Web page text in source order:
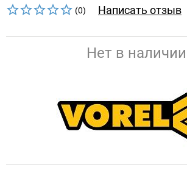
(0) Написать отзыв
Нет в наличии